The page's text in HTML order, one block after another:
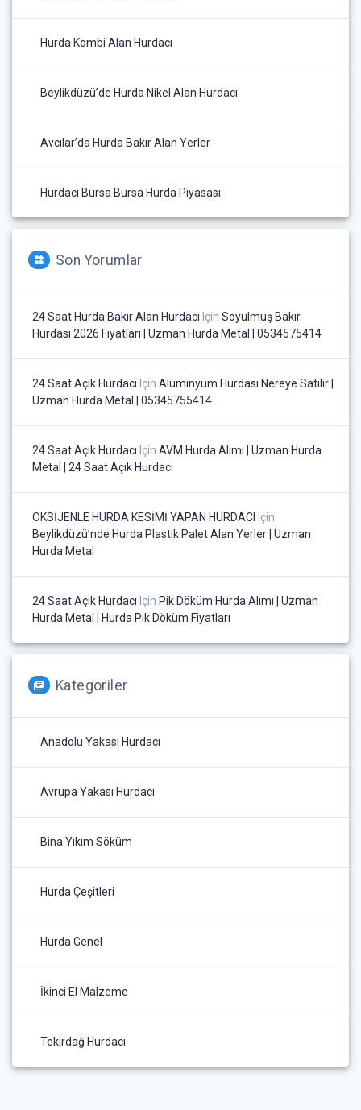
Hurda Kombi Alan Hurdacı
Beylikdüzü’de Hurda Nikel Alan Hurdacı
Avcılar’da Hurda Bakır Alan Yerler
Hurdacı Bursa Bursa Hurda Piyasası
Son Yorumlar
24 Saat Hurda Bakır Alan Hurdacı Için Soyulmuş Bakır
Hurdası 2026 Fiyatları | Uzman Hurda Metal | 0534575414
24 Saat Açık Hurdacı Için Alüminyum Hurdası Nereye Satılır |
Uzman Hurda Metal | 05345755414
24 Saat Açık Hurdacı Için AVM Hurda Alımı | Uzman Hurda
Metal | 24 Saat Açık Hurdacı
OKSİJENLE HURDA KESİMİ YAPAN HURDACI Için
Beylikdüzü’nde Hurda Plastik Palet Alan Yerler | Uzman
Hurda Metal
24 Saat Açık Hurdacı Için Pik Döküm Hurda Alımı | Uzman
Hurda Metal | Hurda Pik Döküm Fiyatları
Kategoriler
Anadolu Yakası Hurdacı
Avrupa Yakası Hurdacı
Bina Yıkım Söküm
Hurda Çeşitleri
Hurda Genel
İkinci El Malzeme
Tekirdağ Hurdacı